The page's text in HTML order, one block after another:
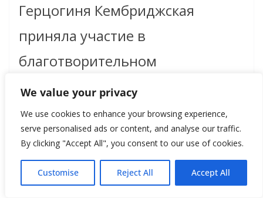
We value your privacy
We use cookies to enhance your browsing experience,
serve personalised ads or content, and analyse our traffic.
By clicking "Accept All", you consent to our use of cookies.
Customise Reject All Accept All
Герцогиня Кембриджская
приняла участие в
благотворительном
мероприятии в лондонской
Национальной портретной
галерее в поддержку
организации The Art Room